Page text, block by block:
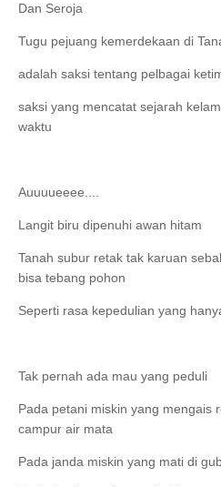
Dan Seroja
Tugu pejuang kemerdekaan di
adalah saksi tentang pelbagai
saksi yang mencatat sejarah
waktu
Auuuueeee....
Langit biru dipenuhi awan hitam
Tanah subur retak tak karuan
bisa tebang pohon
Seperti rasa kepedulian yang
Tak pernah ada mau yang peduli
Pada petani miskin yang mengais
campur air mata
Pada janda miskin yang mati di